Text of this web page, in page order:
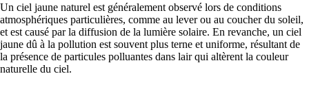
Un ciel jaune naturel est généralement observé lors de conditions
atmosphériques particulières, comme au lever ou au coucher du soleil,
et est causé par la diffusion de la lumière solaire. En revanche, un ciel
jaune dû à la pollution est souvent plus terne et uniforme, résultant de
la présence de particules polluantes dans lair qui altèrent la couleur
naturelle du ciel.